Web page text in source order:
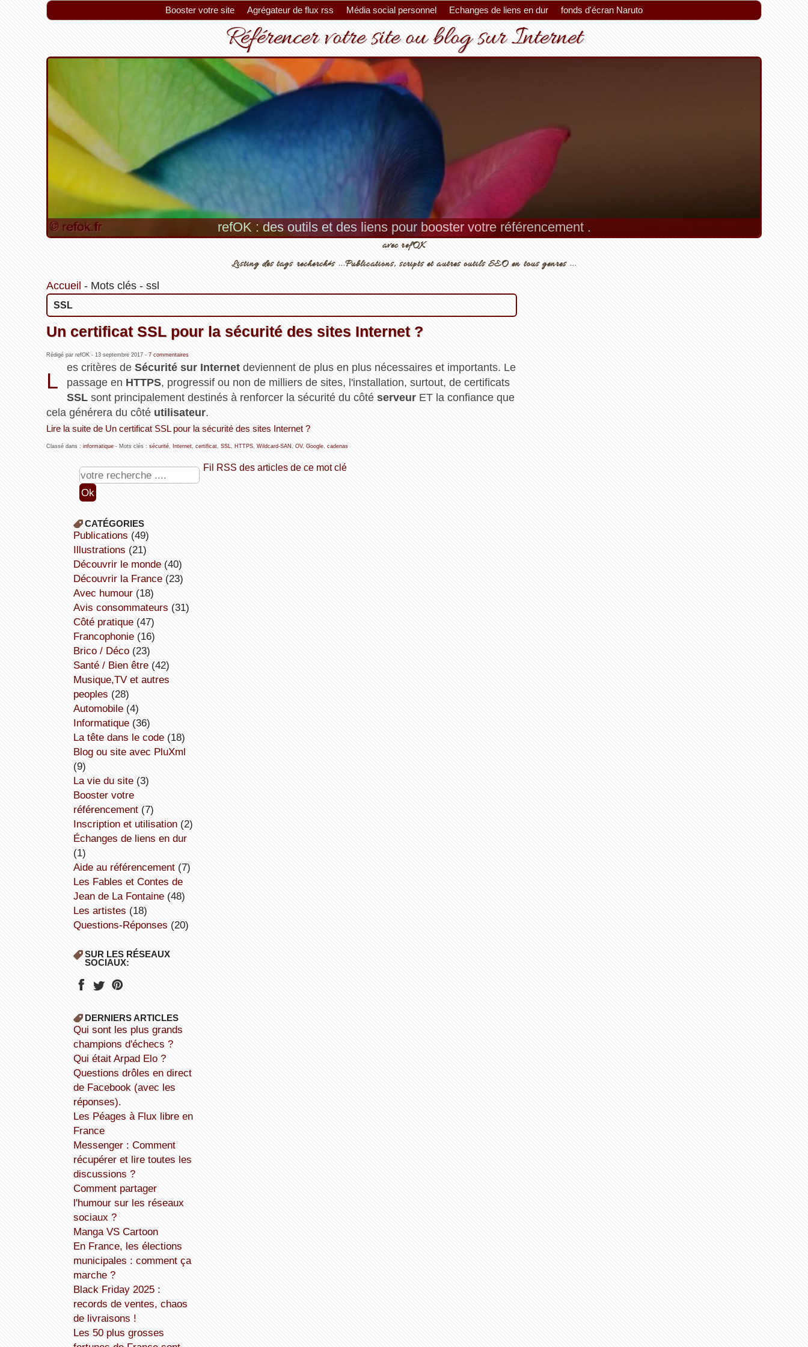
Booster votre site Agrégateur de flux rss Média social personnel Echanges de liens en dur fonds d'écran Naruto
Référencer votre site ou blog sur Internet
refOK : des outils et des liens pour booster votre référencement .
avec refOK
Listing des tags recherchés ...Publications, scripts et autres outils SEO en tous genres ...
Accueil - Mots clés- ssl
SSL
Un certificat SSL pour la sécurité des sites Internet ?
Rédigé par refOK - 13 septembre 2017- 7 commentaires
L
es critères de Sécurité sur Internet deviennent de plus en plus nécessaires et importants. Le
passage en HTTPS, progressif ou non de milliers de sites, l'installation, surtout, de certificats
SSL sont principalement destinés à renforcer la sécurité du côté serveur ET la confiance que
cela générera du côté utilisateur.
Lire la suite de Un certificat SSL pour la sécurité des sites Internet ?
Classé dans : informatique- Mots clés : sécurité, Internet, certificat, SSL, HTTPS, Wildcard-SAN , OV, Google, cadenas
Fil RSS des articles de ce mot clé
CATÉGORIES
publications (49)
illustrations (21)
découvrir le monde(40)
découvrir la France(23)
avec humour(18)
avis consommateurs (31)
côté pratique(47)
Francophonie(16)
Brico / Déco(23)
Santé / Bien être(42)
Musique,TV et autres
peoples (28)
Automobile(4)
informatique(36)
la tête dans le code(18)
Blog ou site avec PluXml
(9)
la vie du site(3)
booster votre
référencement(7)
inscription et utilisation(2)
échanges de liens en dur
(1)
aide au référencement(7)
Les Fables et Contes de
Jean de La Fontaine(48)
Les artistes (18)
Questions-Réponses (20)
SUR LES RÉSEAUX
SOCIAUX:
DERNIERS ARTICLES
Qui sont les plus grands
champions d'échecs ?
Qui était Arpad Elo ?
Questions drôles en direct
de Facebook (avec les
réponses).
Les Péages à Flux libre en
France
Messenger : Comment
récupérer et lire toutes les
discussions ?
Comment partager
l'humour sur les réseaux
sociaux ?
Manga VS Cartoon
En France, les élections
municipales : comment ça
marche ?
Black Friday 2025 :
records de ventes, chaos
de livraisons !
Les 50 plus grosses